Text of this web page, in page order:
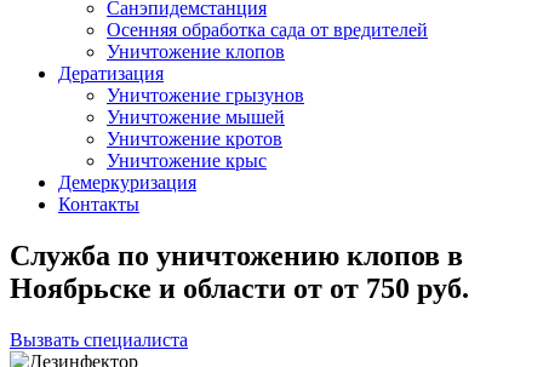
Санэпидемстанция
Осенняя обработка сада от вредителей
Уничтожение клопов
Дератизация
Уничтожение грызунов
Уничтожение мышей
Уничтожение кротов
Уничтожение крыс
Демеркуризация
Контакты
Служба по уничтожению клопов в
Ноябрьске и области от от 750 руб.
Вызвать специалиста